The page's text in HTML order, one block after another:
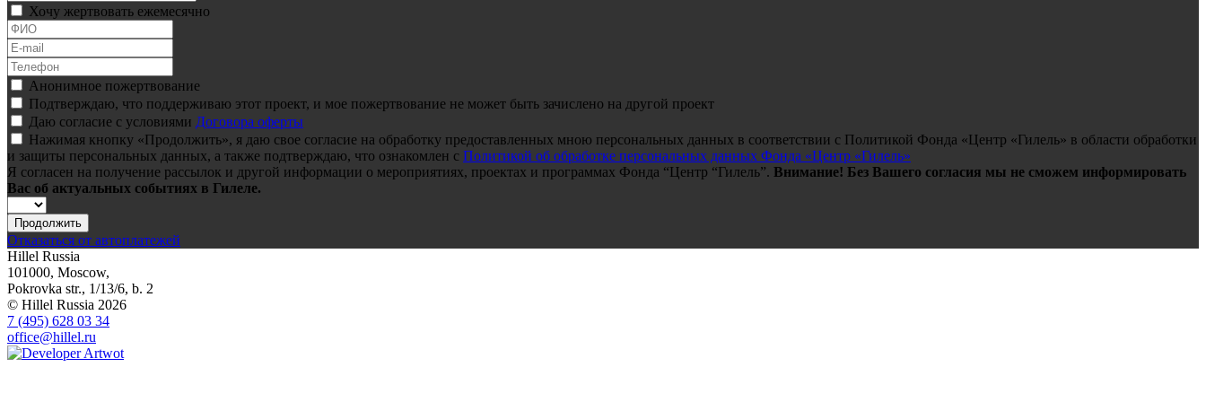
Хочу жертвовать ежемесячно
Анонимное пожертвование
Подтверждаю, что поддерживаю этот проект, и мое пожертвование не может быть зачислено на другой проект
Даю согласие с условиями Договора оферты
Нажимая кнопку «Продолжить», я даю свое согласие на обработку предоставленных мною персональных данных в соответствии с Политикой Фонда «Центр «Гилель» в области обработки
и защиты персональных данных, а также подтверждаю, что ознакомлен с Политикой об обработке персональных данных Фонда «Центр «Гилель»
Я согласен на получение рассылок и другой информации о мероприятиях, проектах и программах Фонда “Центр “Гилель”. Внимание! Без Вашего согласия мы не сможем информировать
Вас об актуальных событиях в Гилеле.
Продолжить
Отказаться от автоплатежей
Hillel Russia
101000, Moscow,
Pokrovka str., 1/13/6, b. 2
© Hillel Russia 2026
7 (495) 628 03 34
office@hillel.ru